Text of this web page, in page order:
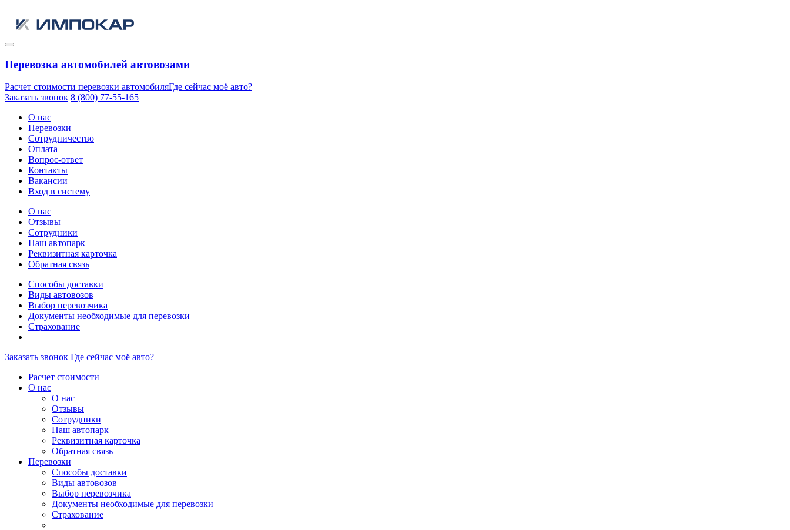
Перевозка автомобилей автовозами
Расчет стоимости перевозки автомобиляГде сейчас моё авто?
Заказать звонок 8 (800) 77-55-165
О нас
Перевозки
Сотрудничество
Оплата
Вопрос-ответ
Контакты
Вакансии
Вход в систему
О нас
Отзывы
Сотрудники
Наш автопарк
Реквизитная карточка
Обратная связь
Способы доставки
Виды автовозов
Выбор перевозчика
Документы необходимые для перевозки
Страхование
Заказать звонок Где сейчас моё авто?
Расчет стоимости
О нас
О нас
Отзывы
Сотрудники
Наш автопарк
Реквизитная карточка
Обратная связь
Перевозки
Способы доставки
Виды автовозов
Выбор перевозчика
Документы необходимые для перевозки
Страхование